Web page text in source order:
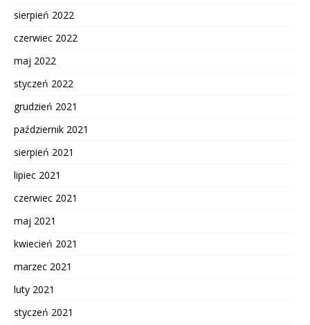
sierpień 2022
czerwiec 2022
maj 2022
styczeń 2022
grudzień 2021
październik 2021
sierpień 2021
lipiec 2021
czerwiec 2021
maj 2021
kwiecień 2021
marzec 2021
luty 2021
styczeń 2021